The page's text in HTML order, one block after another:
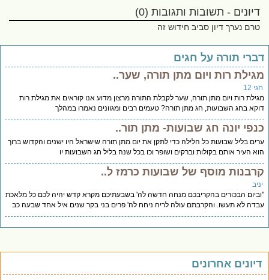
דיונים - תשובות ותגובות (0)
טרם נערך דיון סביב חידוש זה
תורה על חגים
רות ויום מתן תורה, שער..
12
רות ויום מתן תורה, שער לקבלת התורה מרצון מדוע אנו קוראים את מגילת רות
בחג השבועות, חג מתן תורה? טעמים רבים ומגוונים נאמרו במהלך
יונה חג שבועות- מתן תור..
בליל שבועות כל הלילה כדי לתקן את יום מתן תורה שישראל היו ישנים והקדוש ברוך
העיר אותם בקולות וברקים ושופר וכו בכל שנה בליל חג השבועות יו
מוסף של שבועות כרמז ל..
הבכורים בהקריבכם מנחה חדשה לה' בשבעתיכם מקרא קדש יהיה לכם כל מלאכת
לא תעשו. והקרבתם עולה לריח ניחח לה' פרים בני בקר שנים איל אחד שבעה כב
אחרונים